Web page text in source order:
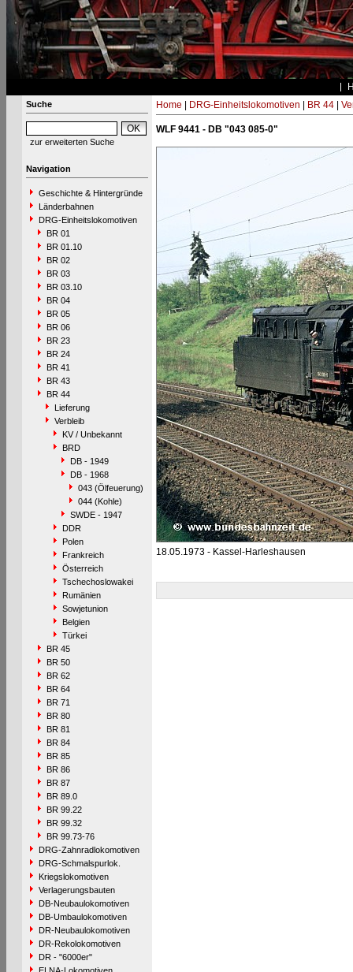
Suche
zur erweiterten Suche
Navigation
Geschichte & Hintergründe
Länderbahnen
DRG-Einheitslokomotiven
BR 01
BR 01.10
BR 02
BR 03
BR 03.10
BR 04
BR 05
BR 06
BR 23
BR 24
BR 41
BR 43
BR 44
Lieferung
Verbleib
KV / Unbekannt
BRD
DB - 1949
DB - 1968
043 (Ölfeuerung)
044 (Kohle)
SWDE - 1947
DDR
Polen
Frankreich
Österreich
Tschechoslowakei
Rumänien
Sowjetunion
Belgien
Türkei
BR 45
BR 50
BR 62
BR 64
BR 71
BR 80
BR 81
BR 84
BR 85
BR 86
BR 87
BR 89.0
BR 99.22
BR 99.32
BR 99.73-76
DRG-Zahnradlokomotiven
DRG-Schmalspurlok.
Kriegslokomotiven
Verlagerungsbauten
DB-Neubaulokomotiven
DB-Umbaulokomotiven
DR-Neubaulokomotiven
DR-Rekolokomotiven
DR - "6000er"
Home DRG-Einheitslokomotiven BR 44|
WLF 9441 - DB "043 085-0"
18.05.1973 - Kassel-Harleshausen